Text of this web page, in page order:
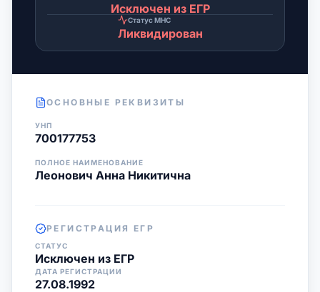
Исключен из ЕГР
Статус МНС
Ликвидирован
ОСНОВНЫЕ РЕКВИЗИТЫ
УНП
700177753
ПОЛНОЕ НАИМЕНОВАНИЕ
Леонович Анна Никитична
РЕГИСТРАЦИЯ ЕГР
СТАТУС
Исключен из ЕГР
ДАТА РЕГИСТРАЦИИ
27.08.1992